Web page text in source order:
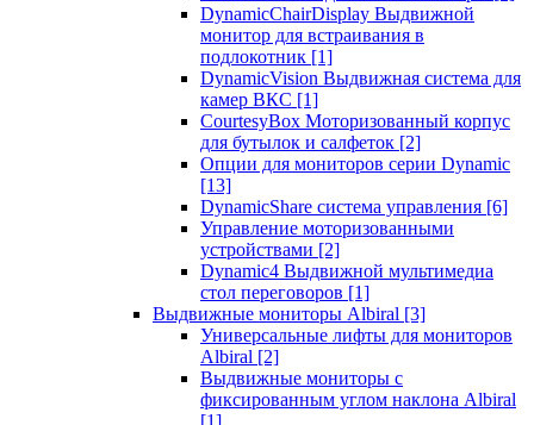
DynamicChairDisplay Выдвижной
монитор для встраивания в
подлокотник [1]
DynamicVision Выдвижная система для
камер ВКС [1]
CourtesyBox Моторизованный корпус
для бутылок и салфеток [2]
Опции для мониторов серии Dynamic
[13]
DynamicShare система управления [6]
Управление моторизованными
устройствами [2]
Dynamic4 Выдвижной мультимедиа
стол переговоров [1]
Выдвижные мониторы Albiral [3]
Универсальные лифты для мониторов
Albiral [2]
Выдвижные мониторы с
фиксированным углом наклона Albiral
[1]